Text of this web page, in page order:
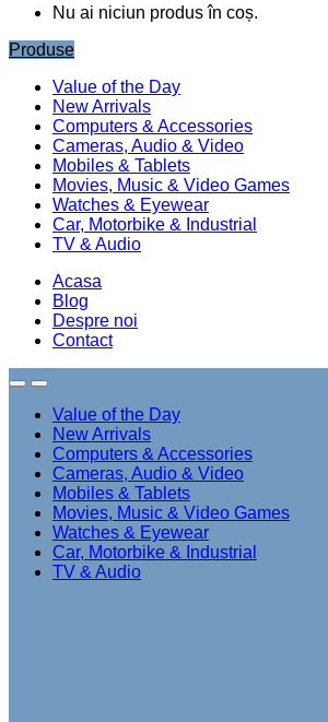
Nu ai niciun produs în coș.
Produse
Value of the Day
New Arrivals
Computers & Accessories
Cameras, Audio & Video
Mobiles & Tablets
Movies, Music & Video Games
Watches & Eyewear
Car, Motorbike & Industrial
TV & Audio
Acasa
Blog
Despre noi
Contact
Value of the Day
New Arrivals
Computers & Accessories
Cameras, Audio & Video
Mobiles & Tablets
Movies, Music & Video Games
Watches & Eyewear
Car, Motorbike & Industrial
TV & Audio